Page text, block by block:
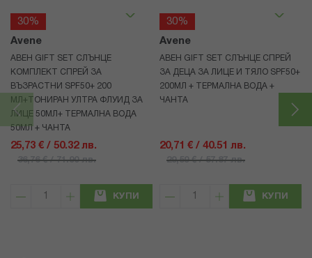
30%
Avene
АВЕН GIFT SET СЛЪНЦЕ
КОМПЛЕКТ СПРЕЙ ЗА
ВЪЗРАСТНИ SPF50+ 200
МЛ+ТОНИРАН УЛТРА ФЛУИД ЗА
ЛИЦЕ 50МЛ+ ТЕРМАЛНА ВОДА
50МЛ + ЧАНТА
25,73 € / 50.32 лв.
36,76 € / 71.90 лв.
КУПИ
30%
Avene
АВЕН GIFT SET СЛЪНЦЕ СПРЕЙ
ЗА ДЕЦА ЗА ЛИЦЕ И ТЯЛО SPF50+
200МЛ + ТЕРМАЛНА ВОДА +
ЧАНТА
20,71 € / 40.51 лв.
29,59 € / 57.87 лв.
КУПИ